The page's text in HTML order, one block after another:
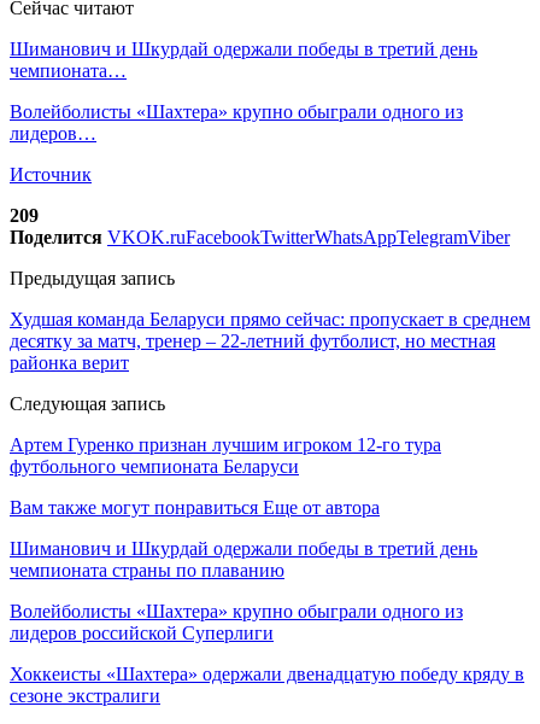
Сейчас читают
Шиманович и Шкурдай одержали победы в третий день
чемпионата…
Волейболисты «Шахтера» крупно обыграли одного из
лидеров…
Источник
209
Поделится VKOK.ruFacebookTwitterWhatsAppTelegramViber
Предыдущая запись
Худшая команда Беларуси прямо сейчас: пропускает в среднем
десятку за матч, тренер – 22-летний футболист, но местная
районка верит
Следующая запись
Артем Гуренко признан лучшим игроком 12-го тура
футбольного чемпионата Беларуси
Вам также могут понравиться Еще от автора
Шиманович и Шкурдай одержали победы в третий день
чемпионата страны по плаванию
Волейболисты «Шахтера» крупно обыграли одного из
лидеров российской Суперлиги
Хоккеисты «Шахтера» одержали двенадцатую победу кряду в
сезоне экстралиги